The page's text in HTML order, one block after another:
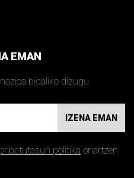
EMAN
bidaliko dizugu
IZENA EMAN
pribatutasun politika onartzen